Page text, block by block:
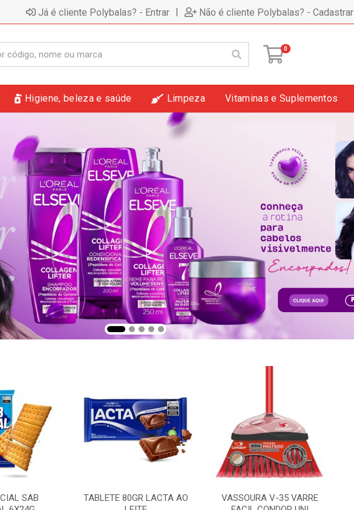
Já é cliente Polybalas? - Entrar | Não é cliente Polybalas? - Cadastrar
0
Higiene, beleza e saúde Limpeza Vitaminas e Suplementos
SAB
TABLETE 80GR LACTA AO
VASSOURA V-35 VARRE